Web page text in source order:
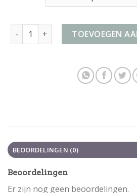
koffer 55x35x20 aantalTOEVOEGEN
BEOORDELINGEN (0)
Beoordelingen
Er zijn nog geen beoordelingen.